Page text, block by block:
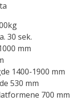
30 sek.
mm
1400-1900 mm
530 mm
700 mm